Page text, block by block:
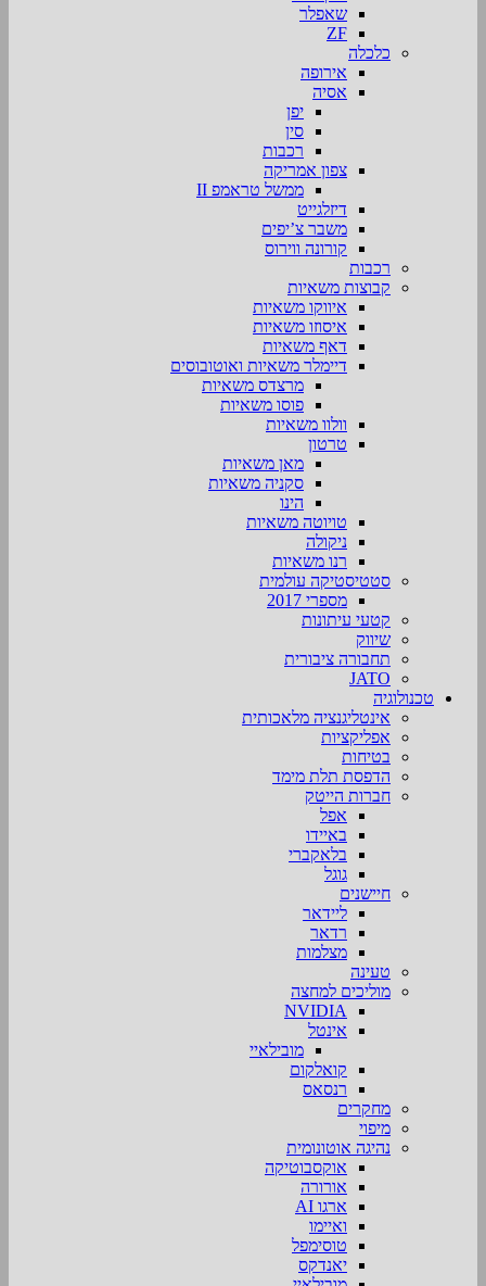
שאפלר
ZF
כלכלה
אירופה
אסיה
יפן
סין
רכבות
צפון אמריקה
ממשל טראמפ II
דיזלגייט
משבר צ’יפים
קורונה ווירוס
רכבות
קבוצות משאיות
איווקו משאיות
איסוזו משאיות
דאף משאיות
דיימלר משאיות ואוטובוסים
מרצדס משאיות
פוסו משאיות
וולוו משאיות
טרטון
מאן משאיות
סקניה משאיות
הינו
טויוטה משאיות
ניקולה
רנו משאיות
סטטיסטיקה עולמית
מספרי 2017
קטעי עיתונות
שיווק
תחבורה ציבורית
JATO
טכנולוגיה
אינטליגנציה מלאכותית
אפליקציות
בטיחות
הדפסת תלת מימד
חברות הייטק
אפל
באיידו
בלאקברי
גוגל
חיישנים
ליידאר
רדאר
מצלמות
טעינה
מוליכים למחצה
NVIDIA
אינטל
מובילאיי
קואלקום
רנסאס
מחקרים
מיפוי
נהיגה אוטונומית
אוקסבוטיקה
אורורה
ארגו AI
ואיימו
טוסימפל
יאנדקס